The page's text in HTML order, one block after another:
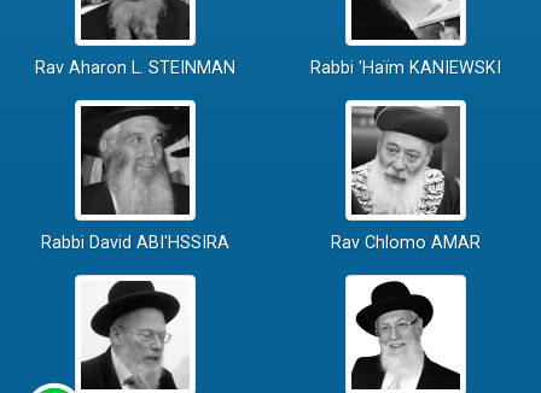
Rav Aharon L. STEINMAN Rabbi 'Haïm KANIEWSKI
Rabbi David ABI'HSSIRA Rav Chlomo AMAR